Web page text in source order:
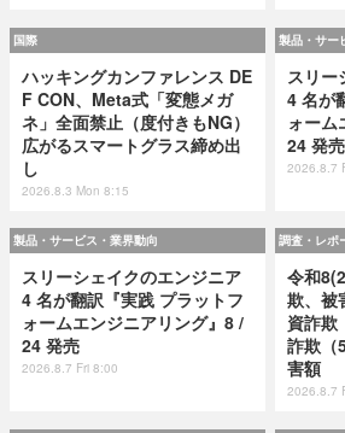
国際
ハッキングカンファレンス DE
F CON、Meta式「変態メガ
ネ」全面禁止（度付きもNG）
広がるスマートグラス締め出
し
2026.8.3 Mon 8:15
製品・サー
スリー
4 名が
ォーム
24 発売
2026.8.7
製品・サービス・業界動向
スリーシェイクのエンジニア
4 名が翻訳『実践 プラットフ
ォームエンジニアリング』8 /
24 発売
2026.8.7 Fri 8:00
調査・レポ
令和
欺、被
資詐欺
詐欺（
害額
2026.8.7